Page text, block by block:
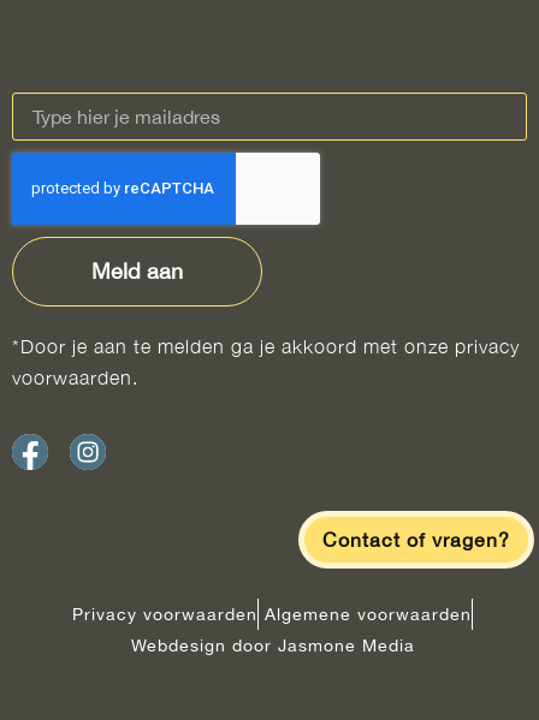
Meld aan
*Door je aan te melden ga je akkoord met onze privacy
voorwaarden.
Contact of vragen?
Privacy voorwaarden Algemene voorwaarden
Webdesign door Jasmone Media